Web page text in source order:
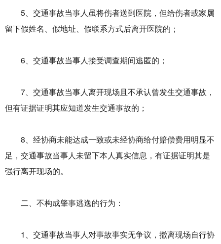
5、交通事故当事人虽将伤者送到医院，但给伤者或家属
留下假姓名、假地址、假联系方式后离开医院的；
6、交通事故当事人接受调查期间逃匿的；
7、交通事故当事人离开现场且不承认曾发生交通事故，
但有证据证明其应知道发生交通事故的；
8、经协商未能达成一致或未经协商给付赔偿费用明显不
足，交通事故当事人未留下本人真实信息，有证据证明其是
强行离开现场的。
二、不构成肇事逃逸的行为：
1、交通事故当事人对事故事实无争议，撤离现场自行协